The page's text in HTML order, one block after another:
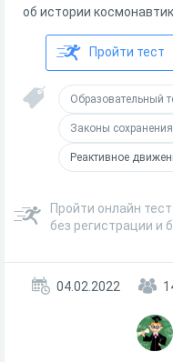
об истории
Пройти тест
Образовательный
Законы сохранения
Реактивное
Пройти онлайн
без регистрации и
04.02.2022